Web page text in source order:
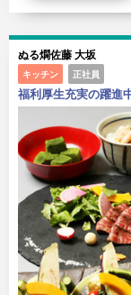
ぬる燗佐藤 大坂
キッチン 正社員
福利厚生充実の躍進